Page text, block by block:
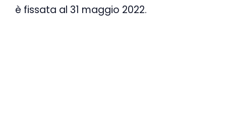
è fissata al 31 maggio 2022.